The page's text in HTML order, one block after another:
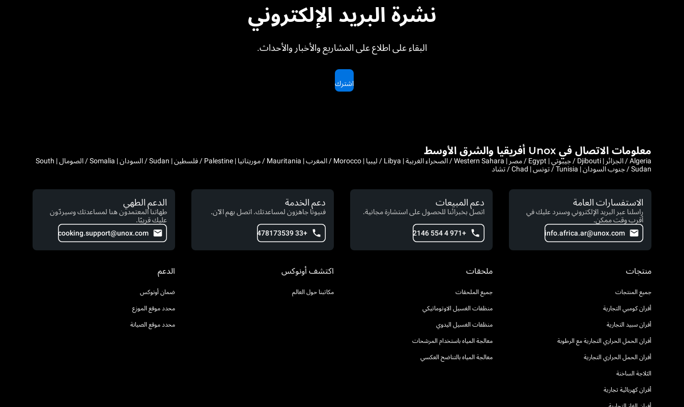
نشرة البريد الإلكتروني
البقاء على اطلاع على المشاريع والأخبار والأحداث.
اشترك
معلومات الاتصال في Unox أفريقيا والشرق الأوسط
Algeria / الجزائر | Djibouti / جيبوتي | Egypt / مصر | Western Sahara / الصحراء الغربية | Libya / ليبيا | Morocco / المغرب | Mauritania / موريتانيا | Palestine / فلسطين | Sudan / السودان | Somalia / الصومال | South
Sudan / جنوب السودان | Tunisia / تونس | Chad / تشاد
الاستفسارات العامة
راسلنا عبر البريد الإلكتروني وسنرد عليك في
أقرب وقت ممكن.
info.africa.ar@unox.com
دعم المبيعات
اتصل بخبرائنا للحصول على استشارة مجانية.
+971 4 554 2146
دعم الخدمة
فنيونا جاهزون لمساعدتك. اتصل بهم الآن.
+33 478173539
الدعم الطهي
طهاتنا المعتمدون هنا لمساعدتك وسيردّون
عليك قريبًا.
cooking.support@unox.com
منتجات
جميع المنتجات
أفران كومبي التجارية
أفران سبيد التجارية
أفران الحمل الحراري التجارية مع الرطوبة
أفران الحمل الحراري التجارية
الثلاجة الساخنة
أفران كهربائية تجارية
ملحقات
جميع الملحقات
منظفات الغسيل الاوتوماتيكي
منظفات الغسيل اليدوي
معالجة المياه باستخدام المرشحات
معالجة المياه بالتناضح العكسي
اكتشف أونوكس
مكاتبنا حول العالم
الدعم
ضمان أونوكس
محدد موقع الموزع
محدد موقع الصيانة